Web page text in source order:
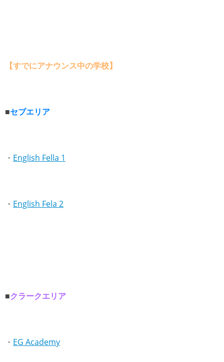
【すでにアナウンス中の学校】
■セブエリア
・ English Fella 1
・ English Fela 2
■クラークエリア
・ EG Academy